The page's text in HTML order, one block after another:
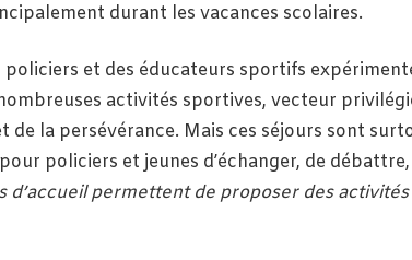
durant les vacances scolaires.
et des éducateurs sportifs
activités sportives, vecteur
de la persévérance. Mais ces séjours sont
policiers et jeunes d’échanger, de
d’accueil permettent de proposer des